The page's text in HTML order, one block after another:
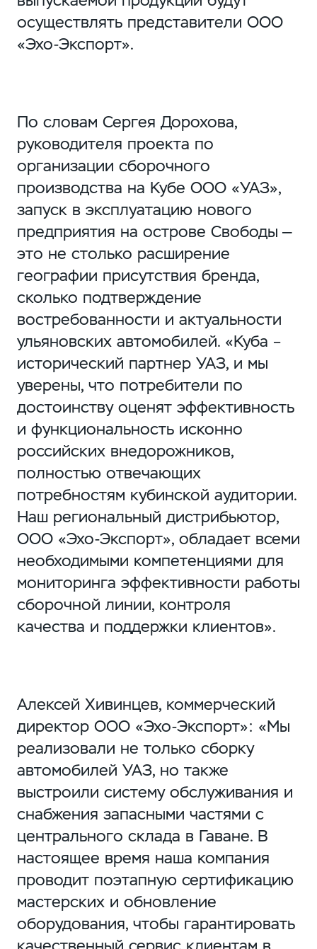
осуществлять представители ООО
«Эхо-Экспорт».
По словам Сергея Дорохова,
руководителя проекта по
организации сборочного
производства на Кубе ООО «УАЗ»,
запуск в эксплуатацию нового
предприятия на острове Свободы —
это не столько расширение
географии присутствия бренда,
сколько подтверждение
востребованности и актуальности
ульяновских автомобилей. «Куба –
исторический партнер УАЗ, и мы
уверены, что потребители по
достоинству оценят эффективность
и функциональность исконно
российских внедорожников,
полностью отвечающих
потребностям кубинской аудитории.
Наш региональный дистрибьютор,
ООО «Эхо-Экспорт», обладает всеми
необходимыми компетенциями для
мониторинга эффективности работы
сборочной линии, контроля
качества и поддержки клиентов».
Алексей Хивинцев, коммерческий
директор ООО «Эхо-Экспорт»: «Мы
реализовали не только сборку
автомобилей УАЗ, но также
выстроили систему обслуживания и
снабжения запасными частями с
центрального склада в Гаване. В
настоящее время наша компания
проводит поэтапную сертификацию
мастерских и обновление
оборудования, чтобы гарантировать